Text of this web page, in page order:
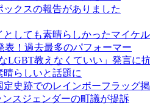
クスの報告がありました
としても素晴らしかったマイケ
表！過去最多のパフォーマー
LGBT教えなくていい」発言に
らしいと話題に
史跡でのレインボーフラッグ
スジェンダーの町議が提訴